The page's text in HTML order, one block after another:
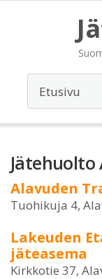
Jätehuolto
Alavuden
Tuohikuja 4,
Lakeuden
jäteasema
Kirkkotie 37,